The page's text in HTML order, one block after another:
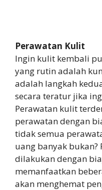
Perawatan Kulit
Ingin kulit kembali
yang rutin adalah
adalah langkah
secara teratur jika
Perawatan kulit
perawatan dengan
tidak semua
uang banyak
dilakukan dengan
memanfaatkan
akan menghemat